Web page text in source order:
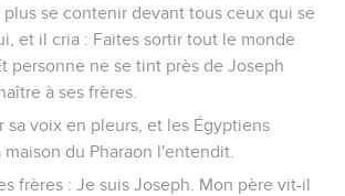
plus se contenir devant tous ceux qui se
et il cria : Faites sortir tout le monde
personne ne se tint près de Joseph
à ses frères.
sa voix en pleurs, et les Égyptiens
du Pharaon l'entendit.
frères : Je suis Joseph. Mon père vit-il